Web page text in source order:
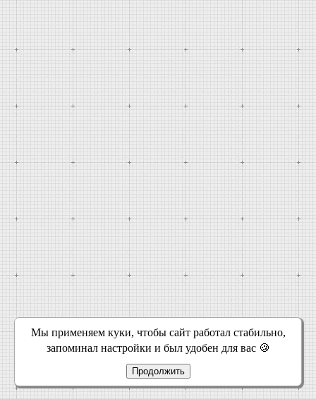
Мы применяем куки, чтобы сайт работал стабильно,
запоминал настройки и был удобен для вас 🍪
Продолжить